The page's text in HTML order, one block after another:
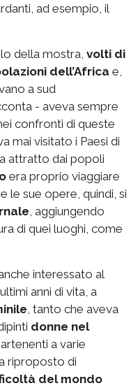
ad esempio, il
della mostra, volti di
dell’Africa e,
a sud
- aveva sempre
confronti di queste
mai visitato i Paesi di
attratto dai popoli
era proprio viaggiare
le sue opere, quindi, si
, aggiungendo
di quei luoghi, come
interessato al
anni di vita, a
, tanto che aveva
donne nel
a varie
riproposto di
del mondo